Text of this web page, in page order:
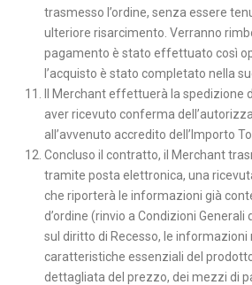
trasmesso l’ordine, senza essere
ulteriore risarcimento. Verranno
pagamento è stato effettuato così
l’acquisto è stato completato nella
Il Merchant effettuerà la spedizione
aver ricevuto conferma
all’avvenuto accredito dell’Importo
Concluso il contratto, il Merchant
tramite posta elettronica, una
che riporterà le informazioni già
d’ordine (rinvio a Condizioni
sul diritto di Recesso, le informazioni
caratteristiche essenziali del
dettagliata del prezzo, dei mezzi di